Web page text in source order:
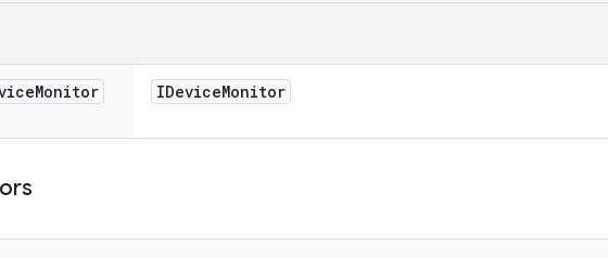
Monitor IDeviceMonitor